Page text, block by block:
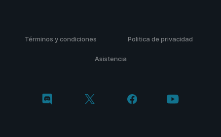
Términos y condiciones Politica de privacidad
Asistencia